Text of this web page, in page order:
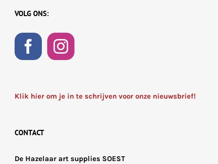
VOLG ONS:
Klik hier om je in te schrijven voor onze nieuwsbrief!
CONTACT
De Hazelaar art supplies SOEST